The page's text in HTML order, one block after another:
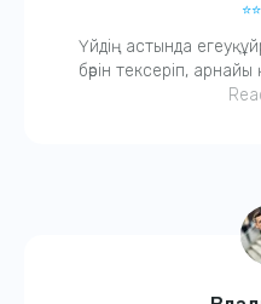
Үйдің астында
бәрін тексеріп,
Қазір тыныш.